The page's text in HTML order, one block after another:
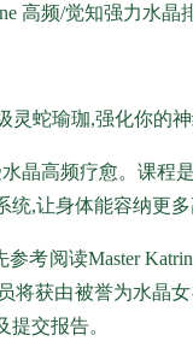
高频/觉知强力水
灵蛇瑜珈,强化你
晶高频疗愈。课程
统,让身体能容纳更
考阅读Master
将获由被誉为水晶
交报告。